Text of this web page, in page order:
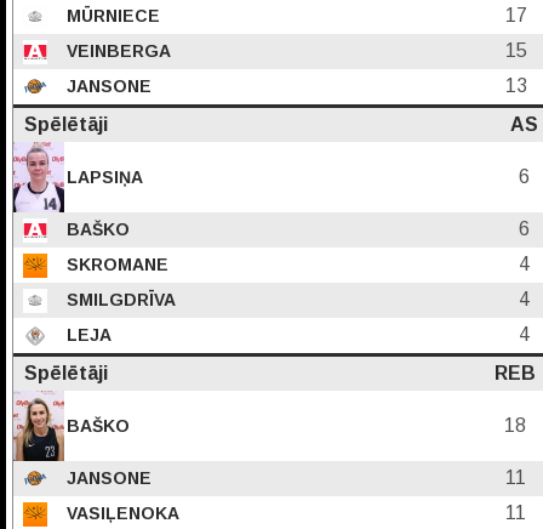
MŪRNIECE 17
VEINBERGA 15
JANSONE
13
Spēlētāji
AS
LAPSIŅA 6
BAŠKO 6
SKROMANE 4
SMILGDRĪVA 4
LEJA
4
Spēlētāji
REB
BAŠKO 18
JANSONE 11
VASIĻENOKA 11